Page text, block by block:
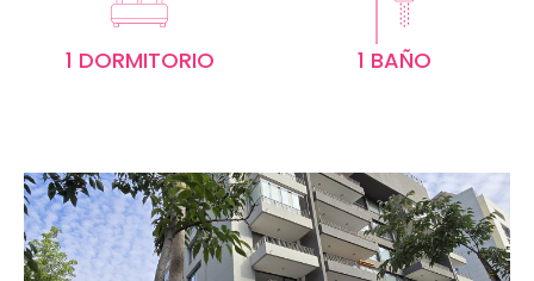
1 DORMITORIO 1 BAÑO